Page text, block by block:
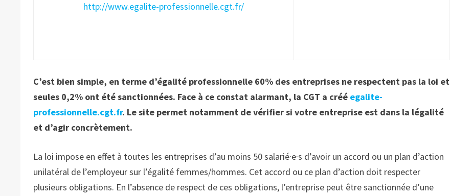
http://www.egalite-professionnelle.cgt.fr/
C’est bien simple, en terme d’égalité professionnelle 60% des entreprises ne respectent pas la loi et
seules 0,2% ont été sanctionnées. Face à ce constat alarmant, la CGT a créé egalite-
professionnelle.cgt.fr. Le site permet notamment de vérifier si votre entreprise est dans la légalité
et d’agir concrètement.
La loi impose en effet à toutes les entreprises d’au moins 50 salarié·e·s d’avoir un accord ou un plan d’action
unilatéral de l’employeur sur l’égalité femmes/hommes. Cet accord ou ce plan d’action doit respecter
plusieurs obligations. En l’absence de respect de ces obligations, l’entreprise peut être sanctionnée d’une